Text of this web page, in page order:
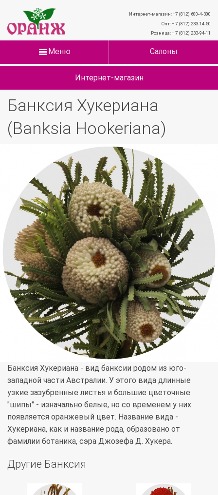
Интернет-магазин: +7 (812) 600-4-300
Опт: + 7 (812) 233-14-50
Розница: + 7 (812) 233-94-11
Меню Салоны
Интернет-магазин
Банксия Хукериана
(Banksia Hookeriana)
Банксия Хукериана - вид банксии родом из юго-
западной части Австралии. У этого вида длинные
узкие зазубренные листья и большие цветочные
"шипы" - изначально белые, но со временем у них
появляется оранжевый цвет. Название вида -
Хукериана, как и название рода, образовано от
фамилии ботаника, сэра Джозефа Д. Хукера.
Другие Банксия